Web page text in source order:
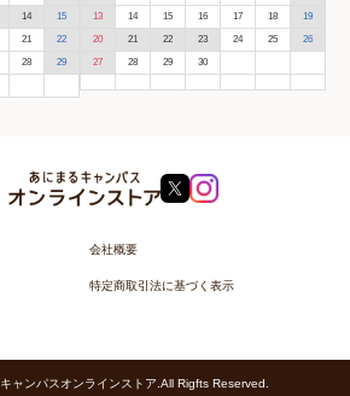
14 15
21 22
28 29
13 14 15 16 17 18 19
20 21 22 23 24 25 26
27 28 29 30
会社概要
特定商取引法に基づく表示
ャンパスオンラインストア.All Rigfts Reserved.